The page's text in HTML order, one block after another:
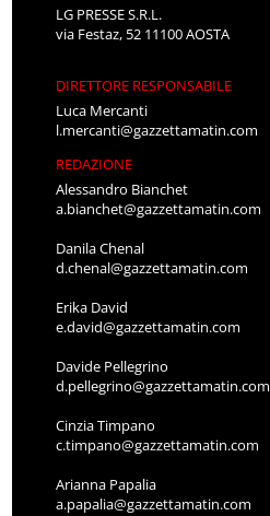
LG PRESSE S.R.L.
via Festaz, 52 11100 AOSTA
DIRETTORE RESPONSABILE
Luca Mercanti
l.mercanti@gazzettamatin.com
REDAZIONE
Alessandro Bianchet
a.bianchet@gazzettamatin.com
Danila Chenal
d.chenal@gazzettamatin.com
Erika David
e.david@gazzettamatin.com
Davide Pellegrino
d.pellegrino@gazzettamatin.com
Cinzia Timpano
c.timpano@gazzettamatin.com
Arianna Papalia
a.papalia@gazzettamatin.com